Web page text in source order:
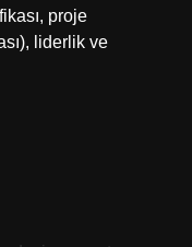
proje
liderlik ve